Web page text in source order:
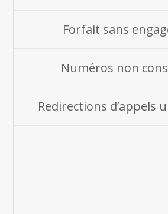
Forfait sans
Numéros non
Redirections d’appels